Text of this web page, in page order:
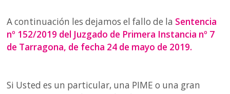
A continuación les dejamos el fallo de la Sentencia
nº 152/2019 del Juzgado de Primera Instancia nº 7
de Tarragona, de fecha 24 de mayo de 2019.
Si Usted es un particular, una PIME o una gran